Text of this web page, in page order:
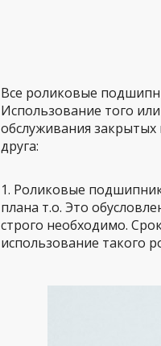
Все роликовые
Использование того
обслуживания
друга:
1. Роликовые
плана т.о. Это
строго необходимо.
использование такого